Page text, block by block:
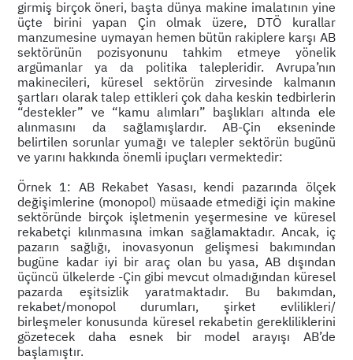
girmiş birçok öneri, başta dünya makine imalatının yine
üçte birini yapan Çin olmak üzere, DTÖ kurallar
manzumesine uymayan hemen bütün rakiplere karşı AB
sektörünün pozisyonunu tahkim etmeye yönelik
argümanlar ya da politika talepleridir. Avrupa’nın
makinecileri, küresel sektörün zirvesinde kalmanın
şartları olarak talep ettikleri çok daha keskin tedbirlerin
“destekler” ve “kamu alımları” başlıkları altında ele
alınmasını da sağlamışlardır. AB-Çin ekseninde
belirtilen sorunlar yumağı ve talepler sektörün bugünü
ve yarını hakkında önemli ipuçları vermektedir:
Örnek 1: AB Rekabet Yasası, kendi pazarında ölçek
değişimlerine (monopol) müsaade etmediği için makine
sektöründe birçok işletmenin yeşermesine ve küresel
rekabetçi kılınmasına imkan sağlamaktadır. Ancak, iç
pazarın sağlığı, inovasyonun gelişmesi bakımından
bugüne kadar iyi bir araç olan bu yasa, AB dışından
üçüncü ülkelerde -Çin gibi mevcut olmadığından küresel
pazarda eşitsizlik yaratmaktadır. Bu bakımdan,
rekabet/monopol durumları, şirket evlilikleri/
birleşmeler konusunda küresel rekabetin gerekliliklerini
gözetecek daha esnek bir model arayışı AB’de
başlamıştır.